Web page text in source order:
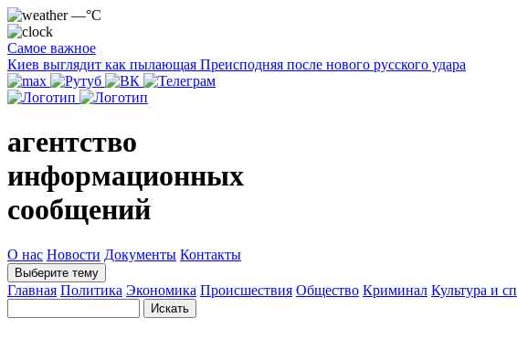
—°C
Самое важное
Киев выглядит как пылающая Преисподняя после нового русского удара
агентство
информационных
сообщений
О нас Новости Документы Контакты
Выберите тему
Главная Политика Экономика Происшествия Общество Криминал Культура и